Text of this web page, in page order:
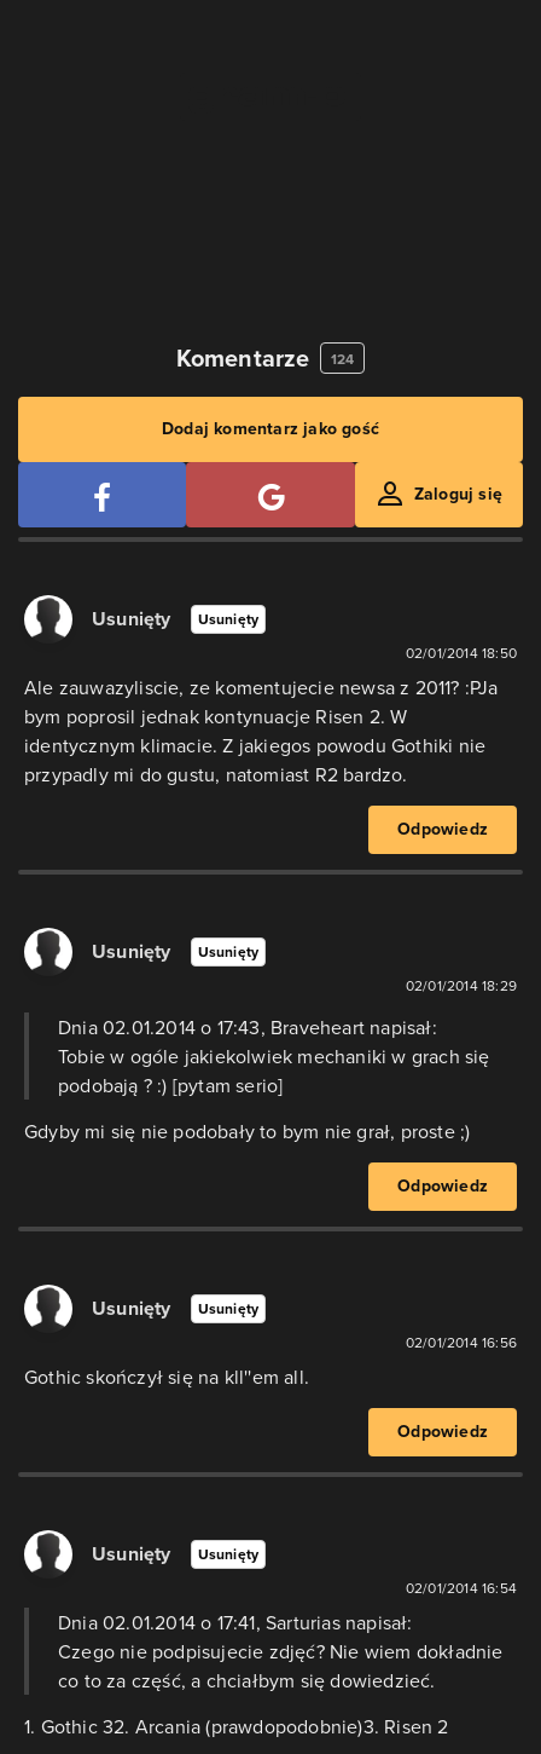
Komentarze 124
Dodaj komentarz jako gość
Zaloguj się
Usunięty Usunięty
02/01/2014 18:50
Ale zauwazyliscie, ze komentujecie newsa z 2011? :PJa
bym poprosil jednak kontynuacje Risen 2. W
identycznym klimacie. Z jakiegos powodu Gothiki nie
przypadly mi do gustu, natomiast R2 bardzo.
Odpowiedz
Usunięty Usunięty
02/01/2014 18:29
Dnia 02.01.2014 o 17:43, Braveheart napisał:
Tobie w ogóle jakiekolwiek mechaniki w grach się
podobają ? :) [pytam serio]
Gdyby mi się nie podobały to bym nie grał, proste ;)
Odpowiedz
Usunięty Usunięty
02/01/2014 16:56
Gothic skończył się na kll''em all.
Odpowiedz
Usunięty Usunięty
02/01/2014 16:54
Dnia 02.01.2014 o 17:41, Sarturias napisał:
Czego nie podpisujecie zdjęć? Nie wiem dokładnie
co to za część, a chciałbym się dowiedzieć.
1. Gothic 32. Arcania (prawdopodobnie)3. Risen 2